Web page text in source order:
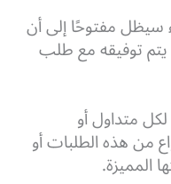
سيظل مفتوحًا إلى أن
يتم توفيقه مع طلب
متداول أو
من هذه الطلبات أو
المميزة.